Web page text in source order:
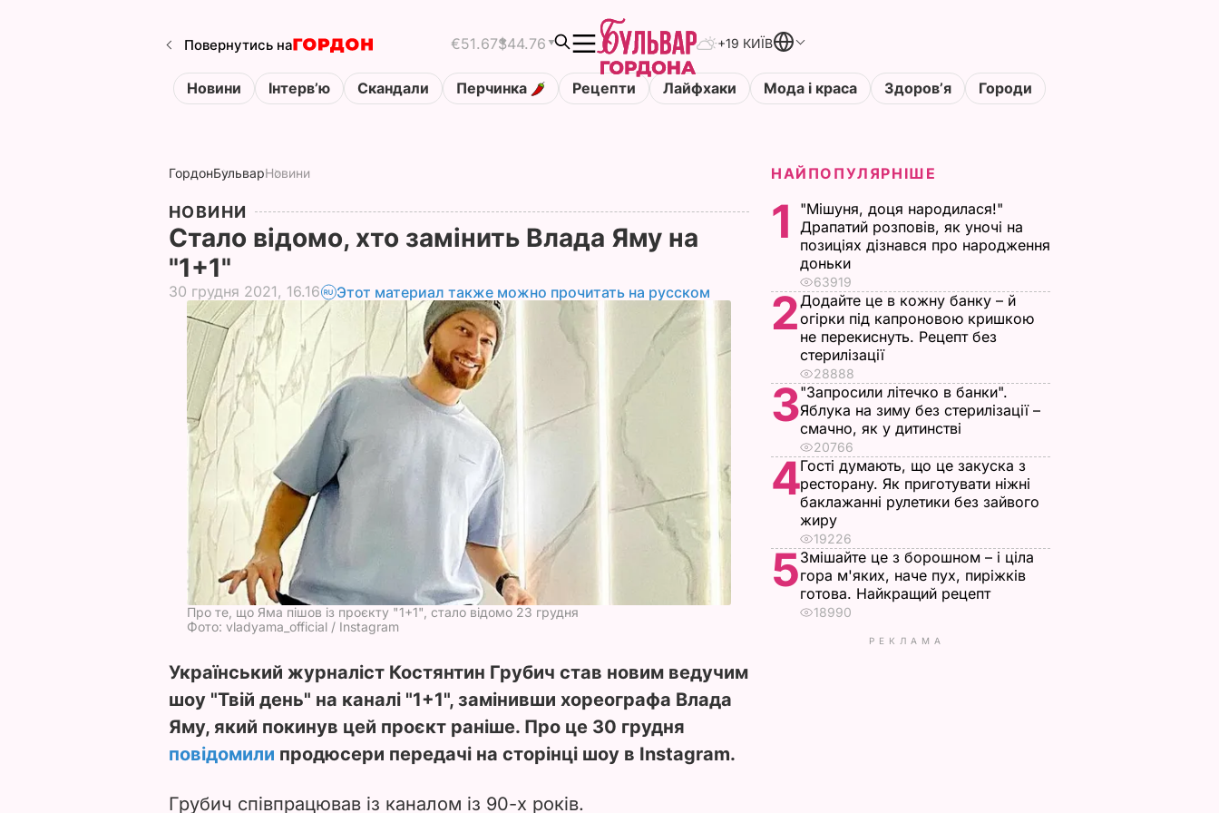
Повернутись на €51.67$44.76 +19 КИЇВ
Новини Інтервʼю Скандали Перчинка Рецепти Лайфхаки Мода і краса Здоровʼя Городи
ГордонБульварНовини
НОВИНИ
Стало відомо, хто замінить Влада Яму на
"1+1"
30 грудня 2021, 16.16 Этот материал также можно прочитать на русском
Про те, що Яма пішов із проєкту "1+1", стало відомо 23 грудня
Фото: vladyama_official / Instagram
Український журналіст Костянтин Грубич став новим ведучим
шоу "Твій день" на каналі "1+1", замінивши хореографа Влада
Яму, який покинув цей проєкт раніше. Про це 30 грудня
повідомили продюсери передачі на сторінці шоу в Instagram.
Грубич співпрацював із каналом із 90-х років.
НАЙПОПУЛЯРНІШЕ
1
"Мішуня, доця народилася!"
Драпатий розповів, як уночі на
позиціях дізнався про народження
доньки
63919
2Додайте це в кожну банку – й
огірки під капроновою кришкою
не перекиснуть. Рецепт без
стерилізації
28888
3"Запросили літечко в банки".
Яблука на зиму без стерилізації –
смачно, як у дитинстві
20766
4Гості думають, що це закуска з
ресторану. Як приготувати ніжні
баклажанні рулетики без зайвого
жиру
19226
5Змішайте це з борошном – і ціла
гора м'яких, наче пух, пиріжків
готова. Найкращий рецепт
18990
РЕКЛАМА